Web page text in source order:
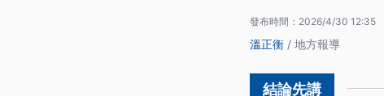
發布時間： 2026/4/30 12:35
溫正衡 / 地方報導